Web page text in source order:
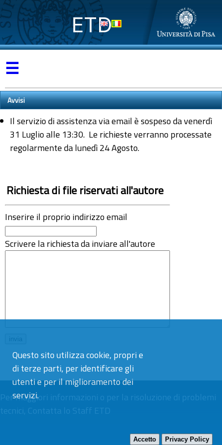
Questo sito utilizza cookie, propri e
di terze parti, per identificare gli
utenti e per il miglioramento dei
servizi.
Accetto Privacy Policy
ETD
☰
Avvisi
Il servizio di assistenza via email è sospeso da venerdì
31 Luglio alle 13:30. Le richieste verranno processate
regolarmente da lunedì 24 Agosto.
Richiesta di file riservati all'autore
Inserire il proprio indirizzo email
Scrivere la richiesta da inviare all'autore
Per maggiori informazioni o per la risoluzione di problemi
tecnici, Contatta lo Staff ETD